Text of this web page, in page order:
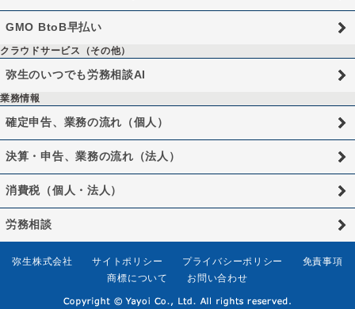
GMO BtoB早払い
クラウドサービス（その他）
弥生のいつでも労務相談AI
業務情報
確定申告、業務の流れ（個人）
決算・申告、業務の流れ（法人）
消費税（個人・法人）
労務相談
弥生株式会社 サイトポリシー プライバシーポリシー
免責事項
商標について
お問い合わせ